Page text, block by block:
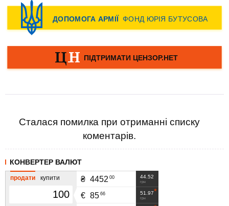
Сталася помилка при отриманні списку
коментарів.
КОНВЕРТЕР ВАЛЮТ
продати купити 44.52
грн
₴ 4452 00
51.97
грн
€ 85 66